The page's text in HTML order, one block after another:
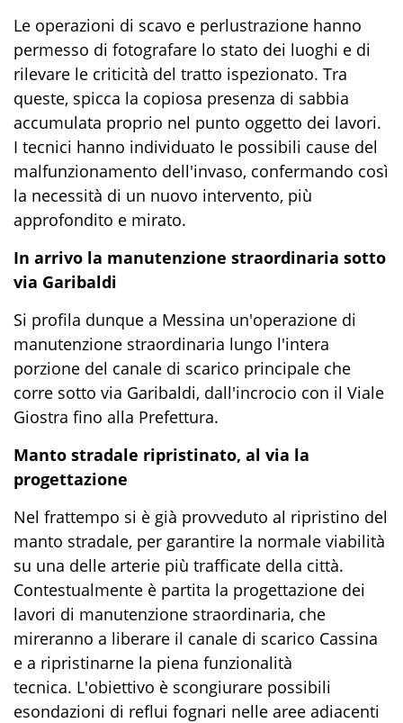
Le operazioni di scavo e perlustrazione hanno
permesso di fotografare lo stato dei luoghi e di
rilevare le criticità del tratto ispezionato. Tra
queste, spicca la copiosa presenza di sabbia
accumulata proprio nel punto oggetto dei lavori.
I tecnici hanno individuato le possibili cause del
malfunzionamento dell'invaso, confermando così
la necessità di un nuovo intervento, più
approfondito e mirato.
In arrivo la manutenzione straordinaria sotto
via Garibaldi
Si profila dunque a Messina un'operazione di
manutenzione straordinaria lungo l'intera
porzione del canale di scarico principale che
corre sotto via Garibaldi, dall'incrocio con il Viale
Giostra fino alla Prefettura.
Manto stradale ripristinato, al via la
progettazione
Nel frattempo si è già provveduto al ripristino del
manto stradale, per garantire la normale viabilità
su una delle arterie più trafficate della città.
Contestualmente è partita la progettazione dei
lavori di manutenzione straordinaria, che
mireranno a liberare il canale di scarico Cassina
e a ripristinarne la piena funzionalità
tecnica. L'obiettivo è scongiurare possibili
esondazioni di reflui fognari nelle aree adiacenti